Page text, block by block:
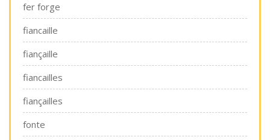
fer forge
fiancaille
fiançaille
fiancailles
fiançailles
fonte